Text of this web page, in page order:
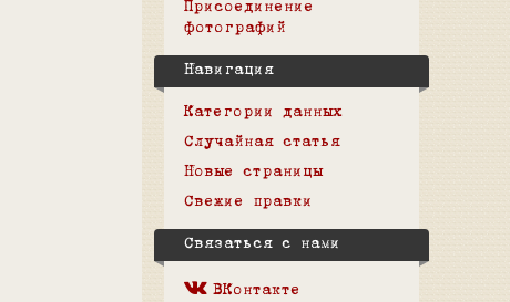
Присоединение
фотографий
Навигация
Категории данных
Случайная статья
Новые страницы
Свежие правки
Связаться с нами
ВКонтакте